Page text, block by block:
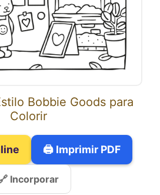
Bobbie Goods para
Colorir
🖨️ Imprimir PDF
🔗 Incorporar